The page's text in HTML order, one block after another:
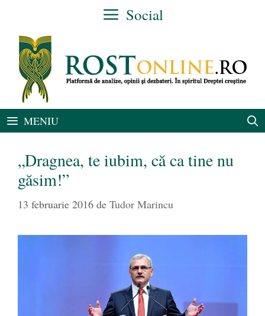
conținut
Social
MENIU
„Dragnea, te iubim, că ca tine nu
găsim!”
13 februarie 2016 de Tudor Marincu